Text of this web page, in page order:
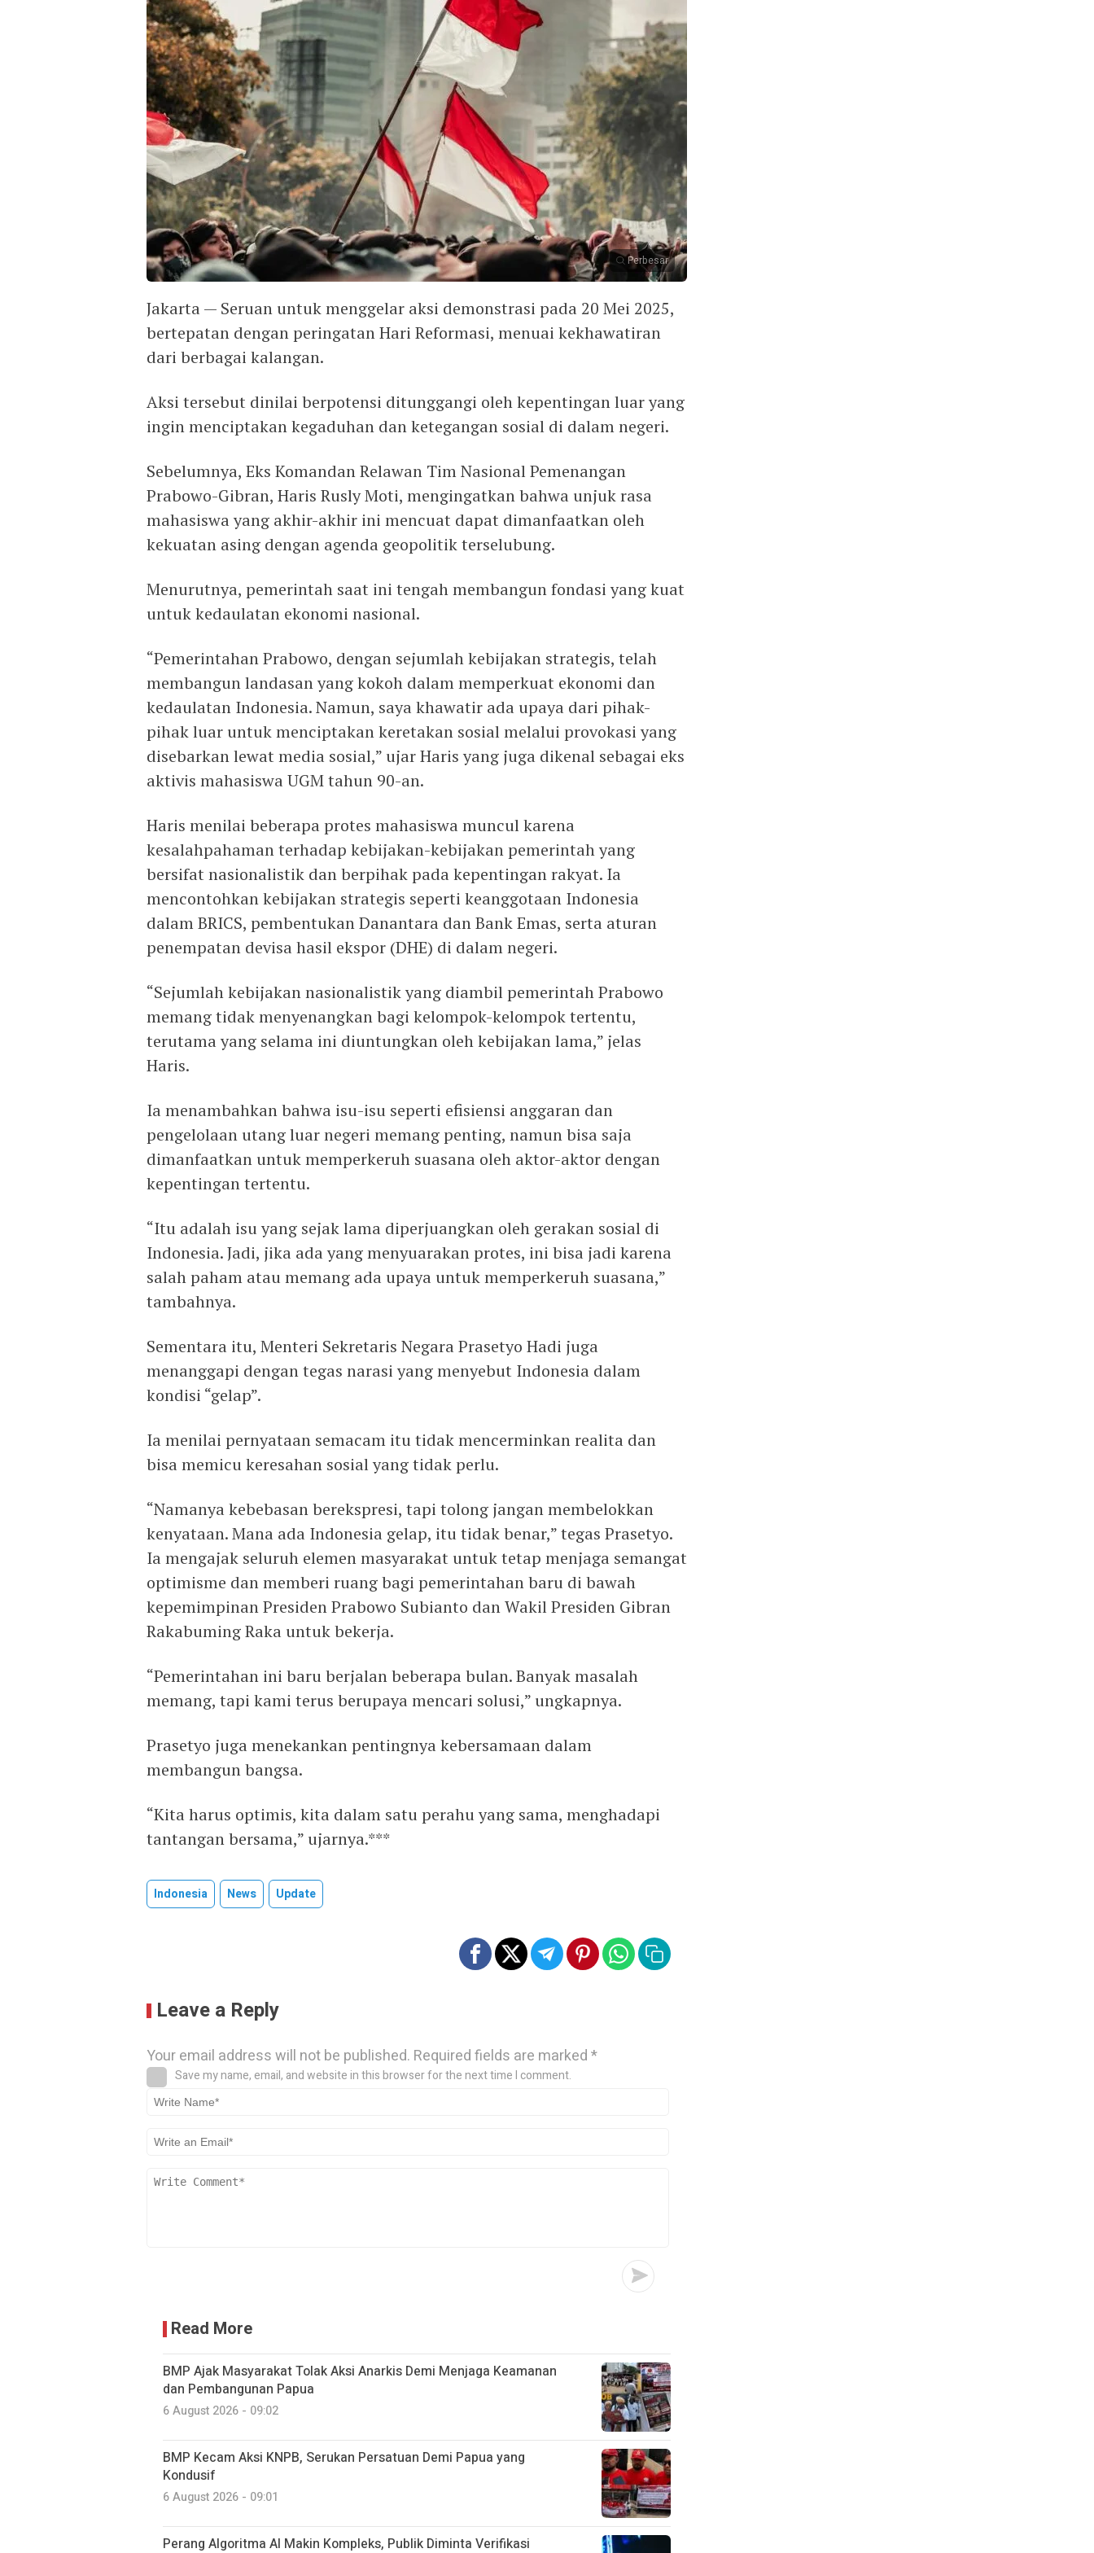
Perbesar
Jakarta — Seruan untuk menggelar aksi demonstrasi pada 20 Mei 2025,
bertepatan dengan peringatan Hari Reformasi, menuai kekhawatiran
dari berbagai kalangan.
Aksi tersebut dinilai berpotensi ditunggangi oleh kepentingan luar yang
ingin menciptakan kegaduhan dan ketegangan sosial di dalam negeri.
Sebelumnya, Eks Komandan Relawan Tim Nasional Pemenangan
Prabowo-Gibran, Haris Rusly Moti, mengingatkan bahwa unjuk rasa
mahasiswa yang akhir-akhir ini mencuat dapat dimanfaatkan oleh
kekuatan asing dengan agenda geopolitik terselubung.
Menurutnya, pemerintah saat ini tengah membangun fondasi yang kuat
untuk kedaulatan ekonomi nasional.
“Pemerintahan Prabowo, dengan sejumlah kebijakan strategis, telah
membangun landasan yang kokoh dalam memperkuat ekonomi dan
kedaulatan Indonesia. Namun, saya khawatir ada upaya dari pihak-
pihak luar untuk menciptakan keretakan sosial melalui provokasi yang
disebarkan lewat media sosial,” ujar Haris yang juga dikenal sebagai eks
aktivis mahasiswa UGM tahun 90-an.
Haris menilai beberapa protes mahasiswa muncul karena
kesalahpahaman terhadap kebijakan-kebijakan pemerintah yang
bersifat nasionalistik dan berpihak pada kepentingan rakyat. Ia
mencontohkan kebijakan strategis seperti keanggotaan Indonesia
dalam BRICS, pembentukan Danantara dan Bank Emas, serta aturan
penempatan devisa hasil ekspor (DHE) di dalam negeri.
“Sejumlah kebijakan nasionalistik yang diambil pemerintah Prabowo
memang tidak menyenangkan bagi kelompok-kelompok tertentu,
terutama yang selama ini diuntungkan oleh kebijakan lama,” jelas
Haris.
Ia menambahkan bahwa isu-isu seperti efisiensi anggaran dan
pengelolaan utang luar negeri memang penting, namun bisa saja
dimanfaatkan untuk memperkeruh suasana oleh aktor-aktor dengan
kepentingan tertentu.
“Itu adalah isu yang sejak lama diperjuangkan oleh gerakan sosial di
Indonesia. Jadi, jika ada yang menyuarakan protes, ini bisa jadi karena
salah paham atau memang ada upaya untuk memperkeruh suasana,”
tambahnya.
Sementara itu, Menteri Sekretaris Negara Prasetyo Hadi juga
menanggapi dengan tegas narasi yang menyebut Indonesia dalam
kondisi “gelap”.
Ia menilai pernyataan semacam itu tidak mencerminkan realita dan
bisa memicu keresahan sosial yang tidak perlu.
“Namanya kebebasan berekspresi, tapi tolong jangan membelokkan
kenyataan. Mana ada Indonesia gelap, itu tidak benar,” tegas Prasetyo.
Ia mengajak seluruh elemen masyarakat untuk tetap menjaga semangat
optimisme dan memberi ruang bagi pemerintahan baru di bawah
kepemimpinan Presiden Prabowo Subianto dan Wakil Presiden Gibran
Rakabuming Raka untuk bekerja.
“Pemerintahan ini baru berjalan beberapa bulan. Banyak masalah
memang, tapi kami terus berupaya mencari solusi,” ungkapnya.
Prasetyo juga menekankan pentingnya kebersamaan dalam
membangun bangsa.
“Kita harus optimis, kita dalam satu perahu yang sama, menghadapi
tantangan bersama,” ujarnya.***
Indonesia News Update
Leave a Reply
Your email address will not be published. Required fields are marked*
Save my name, email, and website in this browser for the next time I comment.
Read More
BMP Ajak Masyarakat Tolak Aksi Anarkis Demi Menjaga Keamanan
dan Pembangunan Papua
6 August 2026 - 09:02
BMP Kecam Aksi KNPB, Serukan Persatuan Demi Papua yang
Kondusif
6 August 2026 - 09:01
Perang Algoritma AI Makin Kompleks, Publik Diminta Verifikasi